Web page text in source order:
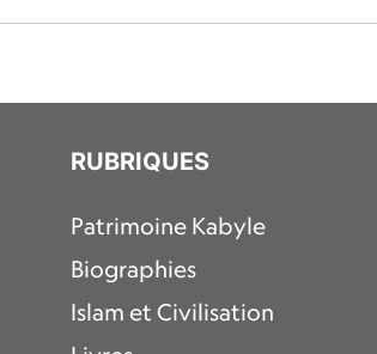
RUBRIQUES
Patrimoine Kabyle
Biographies
Islam et Civilisation